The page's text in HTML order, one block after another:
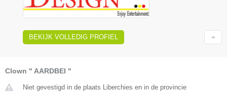
BEKIJK VOLLEDIG PROFIEL
Clown " AARDBEI "
Niet gevestigd in de plaats Liberchies en in de provincie